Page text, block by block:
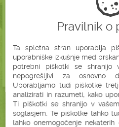
Pravilnik o
Ta spletna stran uporablja
uporabniške izkušnje med
potrebni piškotki se
nepogrešljivi za osnovno
Uporabljamo tudi piškotke
analizirati in razumeti, kako
Ti piškotki se shranijo v
soglasjem. Te piškotke lahko
lahko onemogočenje